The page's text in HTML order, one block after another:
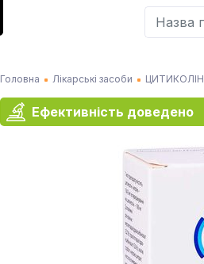
Головна Лікарські засоби ЦИТИКОЛІН
Ефективність доведено